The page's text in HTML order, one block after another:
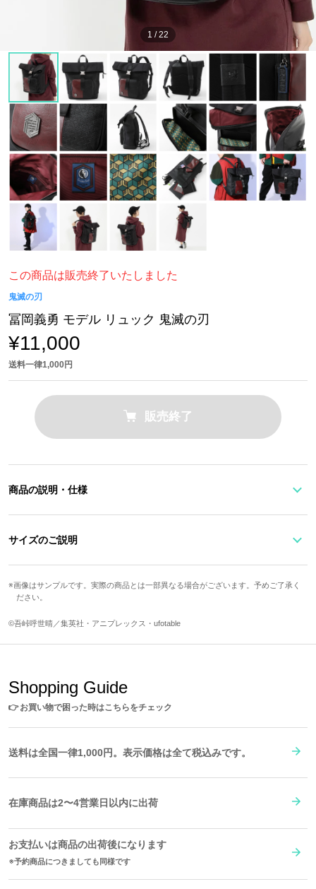
1 /22
この商品は販売終了いたしました
鬼滅の刃
冨岡義勇 モデル リュック 鬼滅の刃
¥11,000
送料一律1,000円
販売終了
商品の説明・仕様
ナー付。
の鐔型のプレートを配置。セリフ「生殺与奪の権を他人に握らせる
な!(Don’t ever give others a chance to murder you!)」が刻印されて
います。
います。
左のショルダーベルトには隊服にあしらわれている「滅」の字が。
た配色となっています。
メイン収納の内装には日輪刀の鐔や藤の花などをデザインしたタグ
ナーポケットがついているので、小物の収納にも便利！
※メンズモデル身長：172cm
具：合金
サイズのご説明
高さ 幅 奥行 重さ
長
画像はサンプルです。実際の商品とは一部異なる場合がございます。予めご了承く
ださい。
©吾峠呼世晴／集英社・アニプレックス・ufotable
Shopping Guide
👉お買い物で困った時はこちらをチェック
送料は全国一律1,000円。表示価格は全て税込みです。
在庫商品は2〜4営業日以内に出荷
お支払いは商品の出荷後になります
予約商品につきましても同様です